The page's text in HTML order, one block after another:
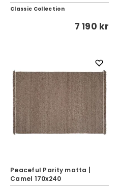
Classic Collection
7 190 kr
Peaceful Parity matta |
Camel 170x240